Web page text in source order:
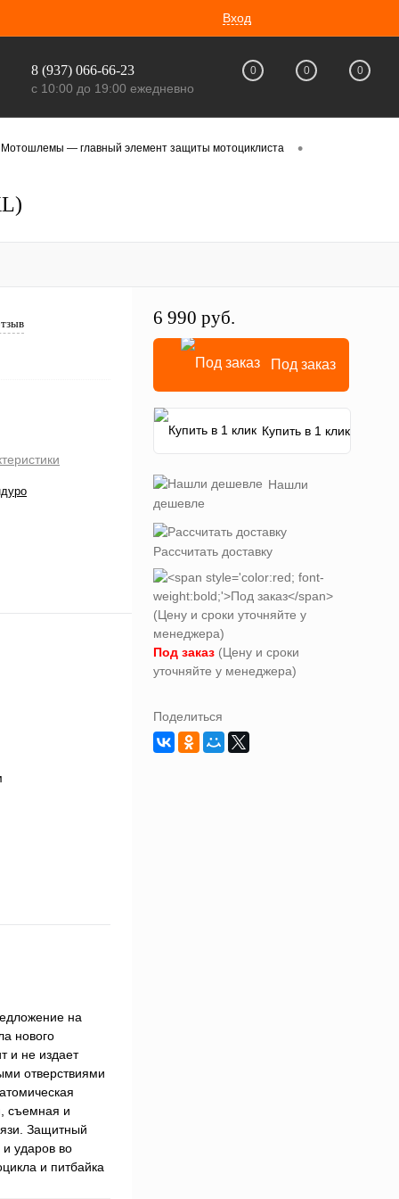
Вход
8 (937) 066-66-23
с 10:00 до 19:00 ежедневно
0 0 0
Мотошлемы — главный элемент защиты мотоциклиста •
на
нового
и не издает
отверствиями
съемная и
Защитный
ударов во
и питбайка
6 990 руб.
Под заказ
Купить в 1 клик
Нашли
дешевле
Рассчитать доставку
Под заказ (Цену и сроки
уточняйте у менеджера)
Поделиться